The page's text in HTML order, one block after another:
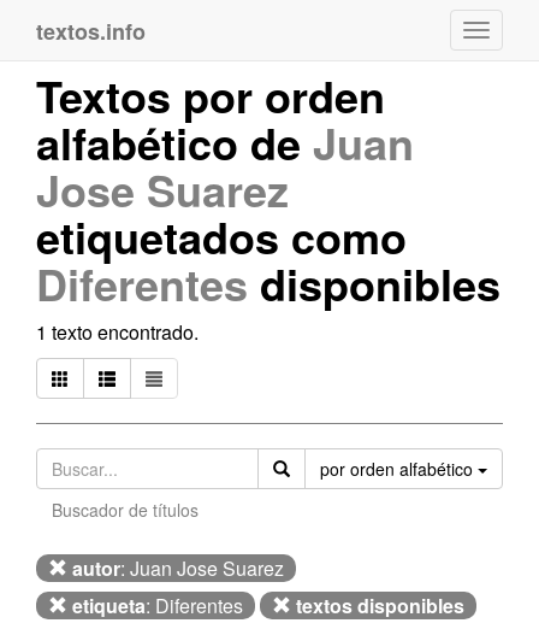
textos.info
Textos por orden
alfabético de Juan
Jose Suarez
etiquetados como
Diferentes disponibles
1 texto encontrado.
por orden alfabético
Buscador de títulos
autor: Juan Jose Suarez
etiqueta: Diferentes textos disponibles